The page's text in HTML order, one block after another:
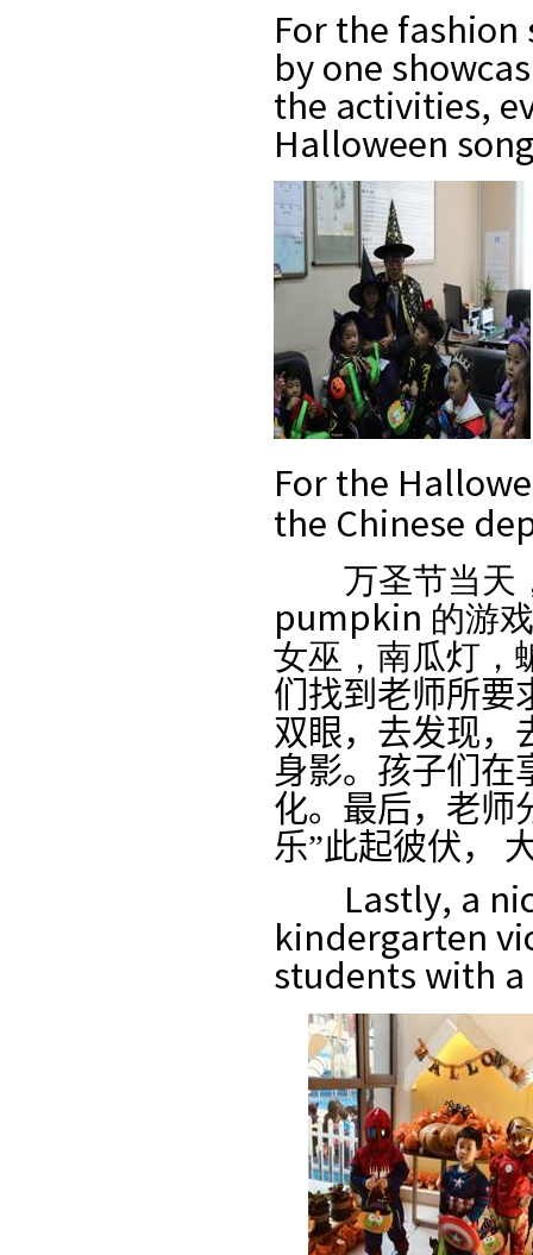
For the
by one
the activities,
Halloween
For the
the Chinese
万圣节当天
pumpkin 的游戏
女巫 ， 南瓜灯 ，
们 找到老师所要
双眼， 去发现，
身影。 孩子们 在
化。 最后， 老师
乐”此起彼伏，
Lastly, a
kindergarten
students with